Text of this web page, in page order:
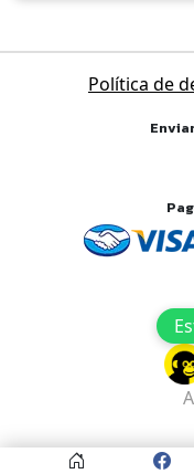
Navegación
Política de
Tu
Agregá